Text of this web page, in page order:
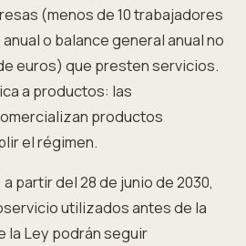
(menos de 10 trabajadores
o balance general anual no
euros) que presten servicios.
a productos: las
productos
el régimen.
a partir del 28 de junio de 2030,
utilizados antes de la
la Ley podrán seguir